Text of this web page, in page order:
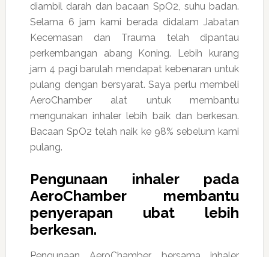
diambil darah dan bacaan SpO2, suhu badan.
Selama 6 jam kami berada didalam Jabatan
Kecemasan dan Trauma telah dipantau
perkembangan abang Koning. Lebih kurang
jam 4 pagi barulah mendapat kebenaran untuk
pulang dengan bersyarat. Saya perlu membeli
AeroChamber alat untuk membantu
mengunakan inhaler lebih baik dan berkesan.
Bacaan SpO2 telah naik ke 98% sebelum kami
pulang.
Pengunaan inhaler pada
AeroChamber membantu
penyerapan ubat lebih
berkesan.